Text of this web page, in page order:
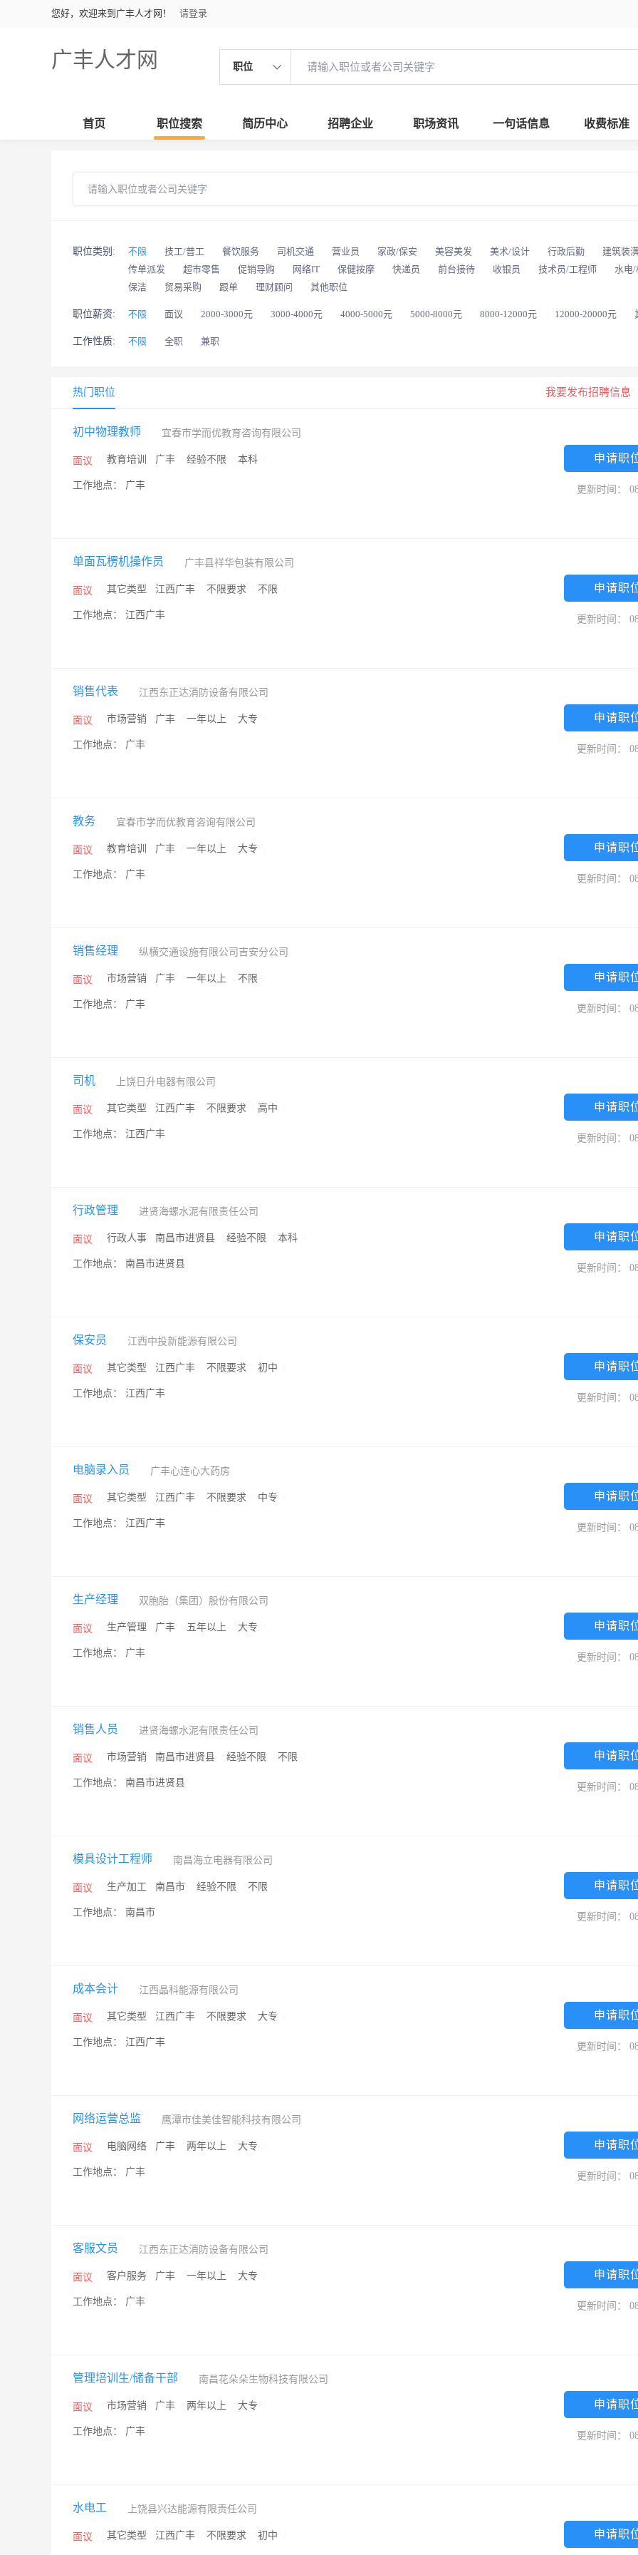
您好，欢迎来到广丰人才网！ 请登录
广丰人才网 职位
首页 职位搜索 简历中心 招聘企业 职场资讯 一句话信息 收费标准
职位类别: 不限 技工/普工 餐饮服务 司机交通 营业员 家政/保安 美容美发 美术/设计 行政后勤 建筑装
传单派发
超市零售 促销导购 网络IT 保健按摩 快递员 前台接待 收银员 技术员/工程师 水电/
保洁
贸易采购 跟单 理财顾问 其他职位
职位薪资: 不限 面议 2000-3000元 3000-4000元 4000-5000元 5000-8000元 8000-12000元 12000-20000元
工作性质: 不限 全职 兼职
热门职位 我要发布招聘信息
初中物理教师 宜春市学而优教育咨询有限公司
面议 教育培训 广丰 经验不限 本科
工作地点： 广丰
申请职
更新时间：
单面瓦楞机操作员 广丰县祥华包装有限公司
面议 其它类型 江西广丰 不限要求 不限
工作地点： 江西广丰
申请职
更新时间：
销售代表 江西东正达消防设备有限公司
面议 市场营销 广丰 一年以上 大专
工作地点： 广丰
申请职
更新时间：
教务 宜春市学而优教育咨询有限公司
面议 教育培训 广丰 一年以上 大专
工作地点： 广丰
申请职
更新时间：
销售经理 纵横交通设施有限公司吉安分公司
面议 市场营销 广丰 一年以上 不限
工作地点： 广丰
申请职
更新时间：
司机 上饶日升电器有限公司
面议 其它类型 江西广丰 不限要求 高中
工作地点： 江西广丰
申请职
更新时间：
行政管理 进贤海螺水泥有限责任公司
面议 行政人事 南昌市进贤县 经验不限 本科
工作地点： 南昌市进贤县
申请职
更新时间：
保安员 江西中投新能源有限公司
面议 其它类型 江西广丰 不限要求 初中
工作地点： 江西广丰
申请职
更新时间：
电脑录入员 广丰心连心大药房
面议 其它类型 江西广丰 不限要求 中专
工作地点： 江西广丰
申请职
更新时间：
生产经理 双胞胎（集团）股份有限公司
面议 生产管理 广丰 五年以上 大专
工作地点： 广丰
申请职
更新时间：
销售人员 进贤海螺水泥有限责任公司
面议 市场营销 南昌市进贤县 经验不限 不限
工作地点： 南昌市进贤县
申请职
更新时间：
模具设计工程师 南昌海立电器有限公司
面议 生产加工 南昌市 经验不限 不限
工作地点： 南昌市
申请职
更新时间：
成本会计 江西晶科能源有限公司
面议 其它类型 江西广丰 不限要求 大专
工作地点： 江西广丰
申请职
更新时间：
网络运营总监 鹰潭市佳美佳智能科技有限公司
面议 电脑网络 广丰 两年以上 大专
工作地点： 广丰
申请职
更新时间：
客服文员 江西东正达消防设备有限公司
面议 客户服务 广丰 一年以上 大专
工作地点： 广丰
申请职
更新时间：
管理培训生/储备干部 南昌花朵朵生物科技有限公司
面议 市场营销 广丰 两年以上 大专
工作地点： 广丰
申请职
更新时间：
水电工 上饶县兴达能源有限责任公司
面议 其它类型 江西广丰 不限要求 初中 申请职